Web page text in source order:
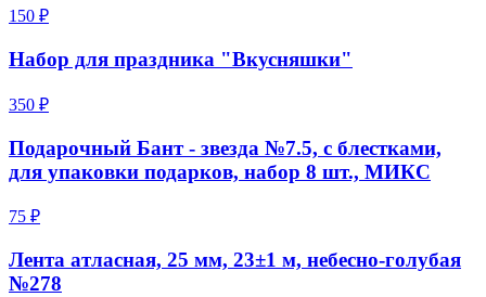
150 ₽
Набор для праздника "Вкусняшки"
350 ₽
Подарочный Бант - звезда №7.5, с блестками,
для упаковки подарков, набор 8 шт., МИКС
75 ₽
Лента атласная, 25 мм, 23±1 м, небесно-голубая
№278